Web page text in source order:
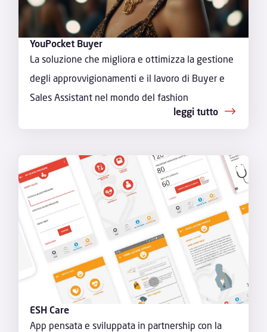
YouPocket Buyer
La soluzione che migliora e ottimizza la gestione
degli approvvigionamenti e il lavoro di Buyer e
Sales Assistant nel mondo del fashion
leggi tutto
ESH Care
App pensata e sviluppata in partnership con la